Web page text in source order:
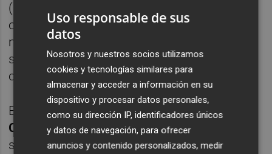
(15%). Todo ello gestionándose con un
objetivo de volatilidad inferior al 10% anual;
mientras elbenchmark
se utiliza a efectos meramente
comparativos.
En el folleto informativo remitido a la
CNMVse recoge que este fondo puede no
ser adecuado para inversores que prevean
Uso responsable de sus
datos
Nosotros y nuestros socios utilizamos
cookies y tecnologías similares para
almacenar y acceder a información en su
dispositivo y procesar datos personales,
como su dirección IP, identificadores únicos
y datos de navegación, para ofrecer
anuncios y contenido personalizados, medir